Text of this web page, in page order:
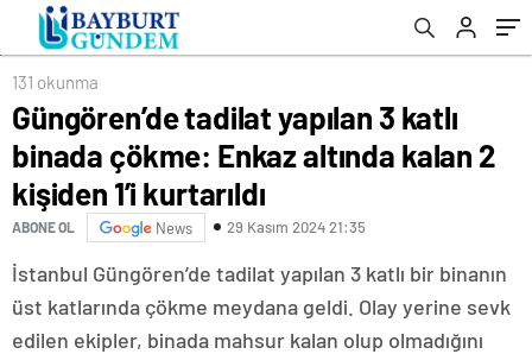
kurtarıldı
131 okunma
Güngören’de tadilat yapılan 3 katlı
binada çökme: Enkaz altında kalan 2
kişiden 1’i kurtarıldı
ABONE OL News 29 Kasım 2024 21:35
İstanbul Güngören’de tadilat yapılan 3 katlı bir binanın
üst katlarında çökme meydana geldi. Olay yerine sevk
edilen ekipler, binada mahsur kalan olup olmadığını
yaşlı aylığı, evde bakım maaşı ne kadar
olacak?